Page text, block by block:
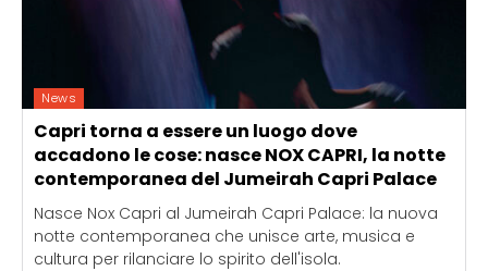
News
Capri torna a essere un luogo dove
accadono le cose: nasce NOX CAPRI, la notte
contemporanea del Jumeirah Capri Palace
Nasce Nox Capri al Jumeirah Capri Palace: la nuova
notte contemporanea che unisce arte, musica e
cultura per rilanciare lo spirito dell'isola.